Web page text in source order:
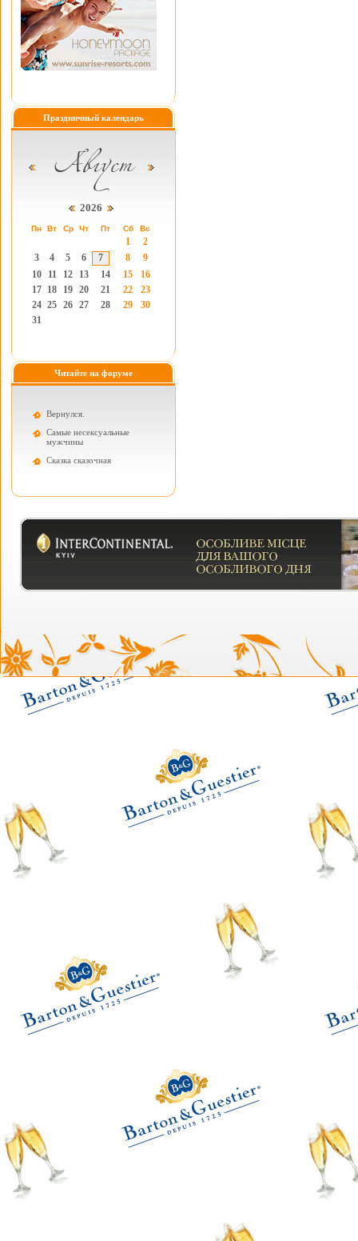
Праздничный календарь
2026
Пн Вт Ср Чт Пт Сб Вс
1
2
3
4 5 6 7 8
9
10
11 12 13 14 15
16
17
18 19 20 21 22
23
24 25 26 27 28 29
30
31
Читайте на форуме
Вернулся.
Самые несексуальные
мужчины
Cказка сказочная